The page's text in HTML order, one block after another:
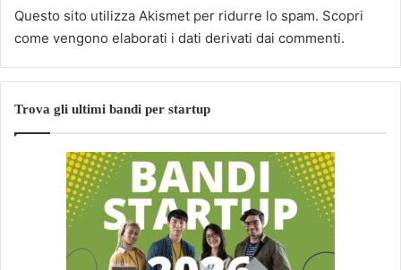
Questo sito utilizza Akismet per ridurre lo spam. Scopri
come vengono elaborati i dati derivati dai commenti.
Trova gli ultimi bandi per startup